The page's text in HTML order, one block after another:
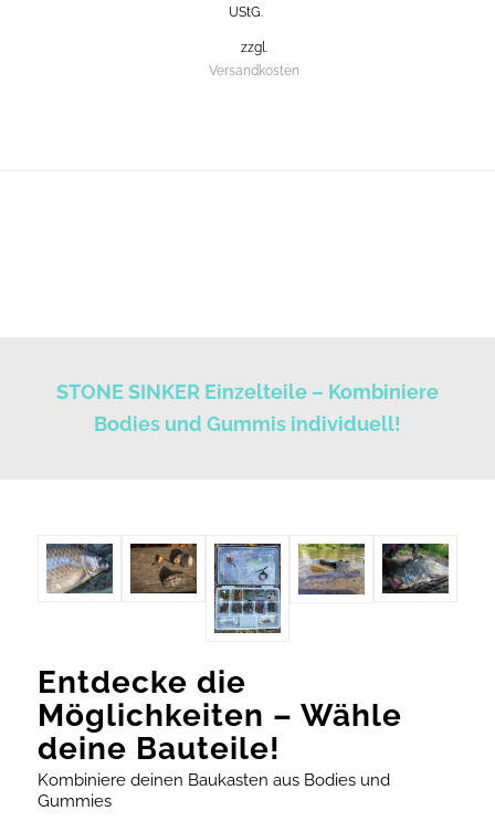
UStG.
zzgl.
Versandkosten
STONE SINKER Einzelteile – Kombiniere
Bodies und Gummis individuell!
Entdecke die
Möglichkeiten – Wähle
deine Bauteile!
Kombiniere deinen Baukasten aus Bodies und
Gummies